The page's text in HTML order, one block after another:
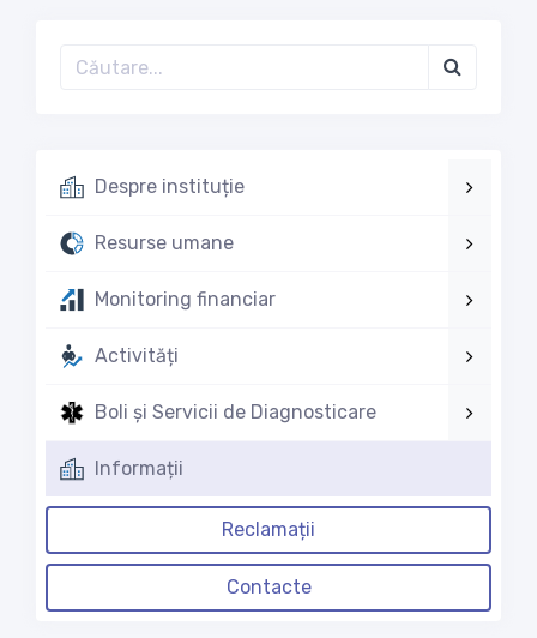
Despre instituție
Resurse umane
Monitoring financiar
Activități
Boli și Servicii de Diagnosticare
Informații
Reclamații
Contacte